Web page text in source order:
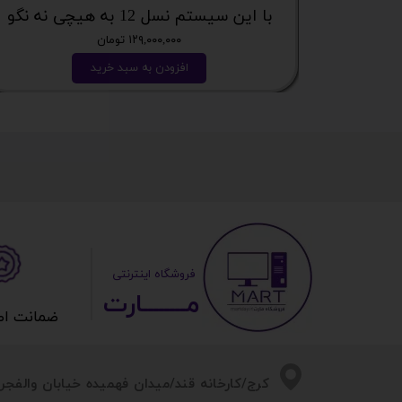
با این سیستم نسل 12 به هیچی نه نگو
۱۲۹,۰۰۰,۰۰۰ تومان
افزودن به سبد خرید
​​کرج/کارخانه قند/میدان فهمیده خیابان
مــــــــارت​​​​​​
​ ​فروشگاه اینترنتی
ضمانت